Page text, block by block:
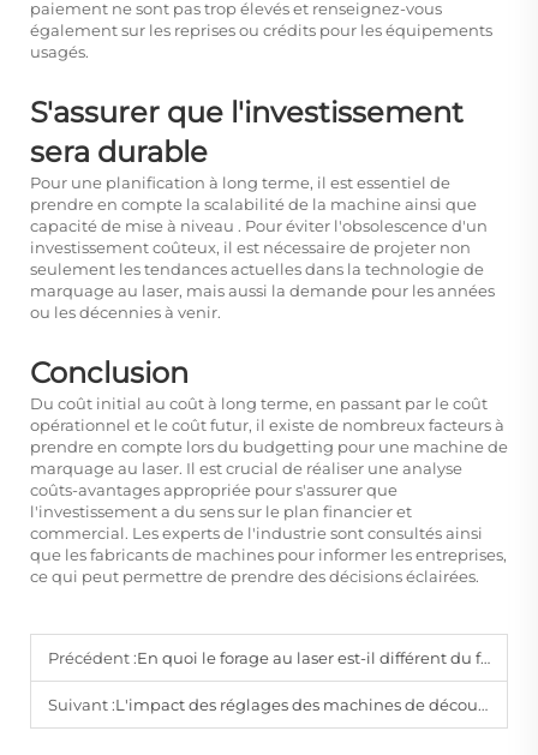
paiement ne sont pas trop élevés et renseignez-vous
également sur les reprises ou crédits pour les équipements
usagés.
S'assurer que l'investissement
sera durable
Pour une planification à long terme, il est essentiel de
prendre en compte la scalabilité de la machine ainsi que
capacité de mise à niveau . Pour éviter l'obsolescence d'un
investissement coûteux, il est nécessaire de projeter non
seulement les tendances actuelles dans la technologie de
marquage au laser, mais aussi la demande pour les années
ou les décennies à venir.
Conclusion
Du coût initial au coût à long terme, en passant par le coût
opérationnel et le coût futur, il existe de nombreux facteurs à
prendre en compte lors du budgetting pour une machine de
marquage au laser. Il est crucial de réaliser une analyse
coûts-avantages appropriée pour s'assurer que
l'investissement a du sens sur le plan financier et
commercial. Les experts de l'industrie sont consultés ainsi
que les fabricants de machines pour informer les entreprises,
ce qui peut permettre de prendre des décisions éclairées.
Précédent :En quoi le forage au laser est-il différent du forage mécanique en termes de précision et de vitesse?
Suivant :L'impact des réglages des machines de découpe laser sur la qualité et la précision des coupes pour les matériaux extra-durs